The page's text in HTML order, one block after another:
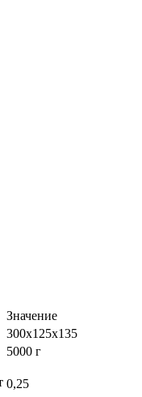
Значение
300х125х135
5000 г
0,25